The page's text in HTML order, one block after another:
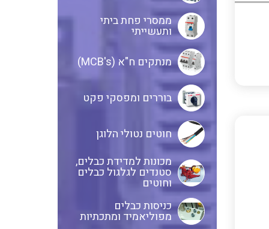
אביזרים לאינסטלציה חשמלית
ציוד בטיחות למתח גבוה
נתיכים למתח גבוה
ציוד לרשת חשמל מבודדים ומגני
ברק אביזרים לרשתות עיליות
בקרי בטיחות
ממסרי בטיחות
בקרי טמפרטורה
תצוגת וצגים לאותות אנלוגיים
ממסרי פחת ביתי
ותעשייתי
מנתקים ח"א (MCB's)
בוררים ומפסקי פקט
חוטים נטולי הלוגן
מכונות למדידת כבלים,
סטנדים לגלגול כבלים
וחוטים
כניסות כבלים
מפוליאמיד ומתכתיות